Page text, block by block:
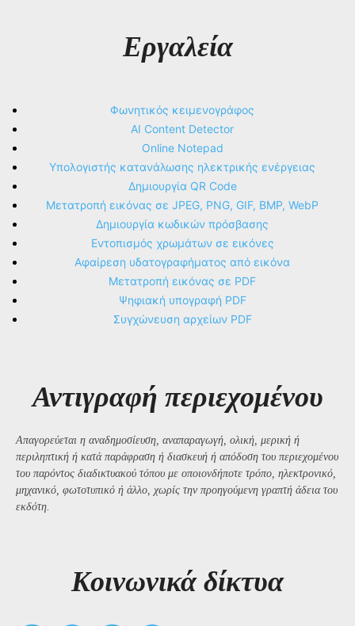
Εργαλεία
Φωνητικός κειμενογράφος
AI Content Detector
Online Notepad
Υπολογιστής κατανάλωσης ηλεκτρικής ενέργειας
Δημιουργία QR Code
Μετατροπή εικόνας σε JPEG, PNG, GIF, BMP, WebP
Δημιουργία κωδικών πρόσβασης
Εντοπισμός χρωμάτων σε εικόνες
Αφαίρεση υδατογραφήματος από εικόνα
Μετατροπή εικόνας σε PDF
Ψηφιακή υπογραφή PDF
Συγχώνευση αρχείων PDF
Αντιγραφή περιεχομένου
Απαγορεύεται η αναδημοσίευση, αναπαραγωγή, ολική, μερική ή
περιληπτική ή κατά παράφραση ή διασκευή ή απόδοση του περιεχομένου
του παρόντος διαδικτυακού τόπου με οποιονδήποτε τρόπο, ηλεκτρονικό,
μηχανικό, φωτοτυπικό ή άλλο, χωρίς την προηγούμενη γραπτή άδεια του
εκδότη.
Kοινωνικά δίκτυα